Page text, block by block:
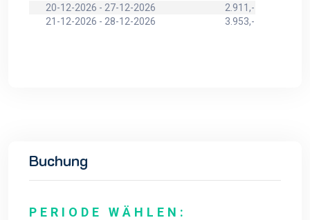
20-12-2026 - 27-12-2026
2.911,-
21-12-2026 - 28-12-2026
3.953,-
Buchung
PERIODE WÄHLEN: